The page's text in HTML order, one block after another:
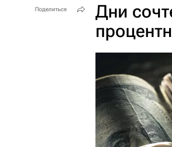
Дни
Поделиться